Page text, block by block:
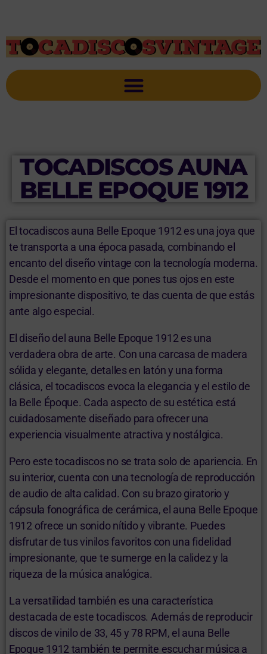
TOCADISCOS AUNA
BELLE EPOQUE 1912
El tocadiscos auna Belle Epoque 1912 es una joya que
te transporta a una época pasada, combinando el
encanto del diseño vintage con la tecnología moderna.
Desde el momento en que pones tus ojos en este
impresionante dispositivo, te das cuenta de que estás
ante algo especial.
El diseño del auna Belle Epoque 1912 es una
verdadera obra de arte. Con una carcasa de madera
sólida y elegante, detalles en latón y una forma
clásica, el tocadiscos evoca la elegancia y el estilo de
la Belle Époque. Cada aspecto de su estética está
cuidadosamente diseñado para ofrecer una
experiencia visualmente atractiva y nostálgica.
Pero este tocadiscos no se trata solo de apariencia. En
su interior, cuenta con una tecnología de reproducción
de audio de alta calidad. Con su brazo giratorio y
cápsula fonográfica de cerámica, el auna Belle Epoque
1912 ofrece un sonido nítido y vibrante. Puedes
disfrutar de tus vinilos favoritos con una fidelidad
impresionante, que te sumerge en la calidez y la
riqueza de la música analógica.
La versatilidad también es una característica
destacada de este tocadiscos. Además de reproducir
discos de vinilo de 33, 45 y 78 RPM, el auna Belle
Epoque 1912 también te permite escuchar música a